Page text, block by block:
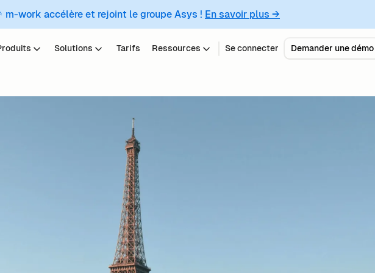
m-work accélère et rejoint le groupe Asys ! En savoir plus →
Solutions Tarifs Ressources Se connecter Demander une démo